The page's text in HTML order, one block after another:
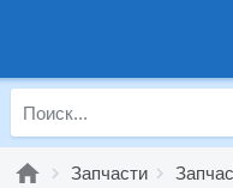
Запчасти